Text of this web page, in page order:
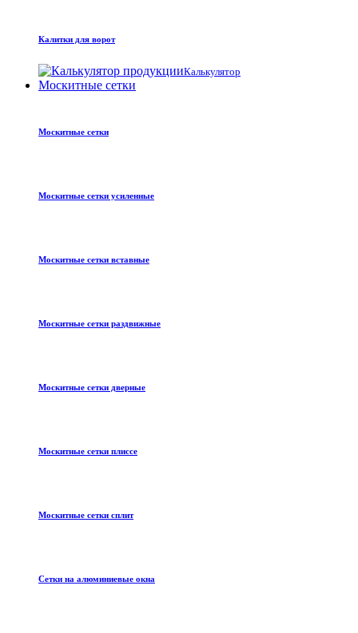
Калитки для ворот
Калькулятор
Москитные сетки
Москитные сетки
Москитные сетки усиленные
Москитные сетки вставные
Москитные сетки раздвижные
Москитные сетки дверные
Москитные сетки плиссе
Москитные сетки сплит
Сетки на алюминиевые окна